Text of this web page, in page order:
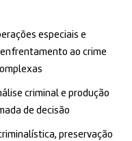
especiais e
ao crime
criminal e produção
de decisão
preservação